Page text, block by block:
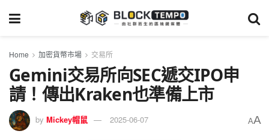
Home 加密貨幣市場 交易所
Gemini交易所向SEC遞交IPO申
請！傳出Kraken也準備上市
by Mickey帽鼠 2025-06-07 AA